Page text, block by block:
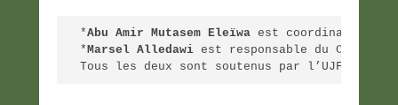
*Abu Amir Mutasem Eleïwa est coordinateur
*Marsel Alledawi est responsable du Centre
Tous les deux sont soutenus par l’UJFP en